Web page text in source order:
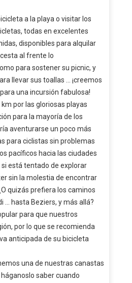
a la playa o visitar los
todas en excelentes
disponibles para alquilar
al frente lo
para sostener su picnic, y
llevar sus toallas ... ¡creemos
una incursión fabulosa!
por las gloriosas playas
para la mayoría de los
aventurarse un poco más
para ciclistas sin problemas
pacíficos hacia las ciudades
está tentado de explorar
sin la molestia de encontrar
quizás prefiera los caminos
... hasta Beziers, y más allá?
para que nuestros
por lo que se recomienda
anticipada de su bicicleta
una de nuestras canastas
saber cuando